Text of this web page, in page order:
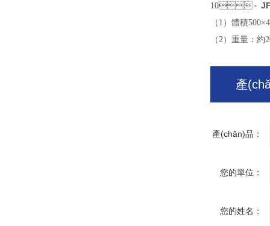
10、
（1）體積
（2）重量：
產
產(chǎn)品：
您的單位：
您的姓名：